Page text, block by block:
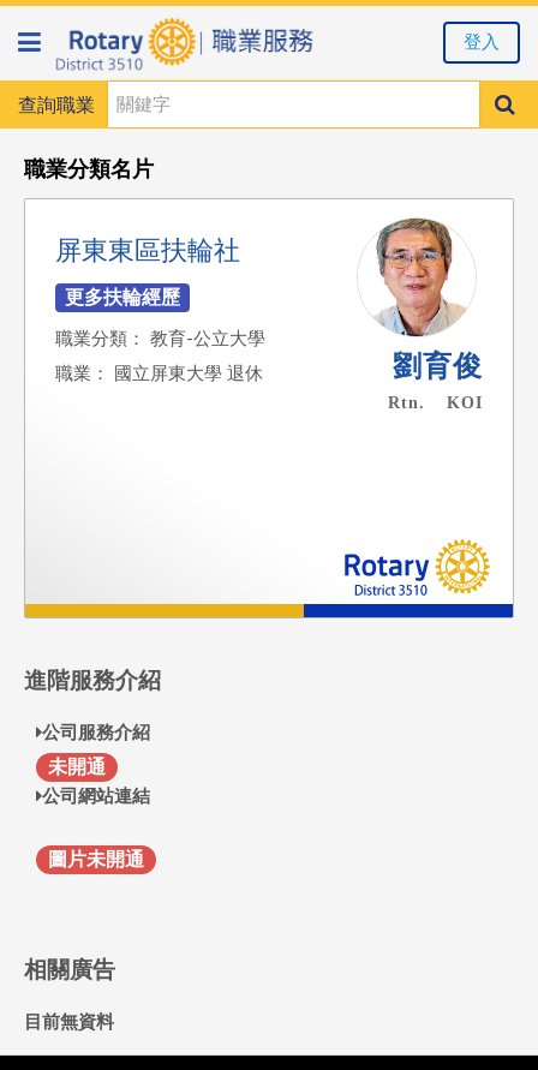
查詢職業
登入
職業分類名片
屏東東區扶輪社
職業分類： 教育-公立大學
職業： 國立屏東大學 退休
劉育俊
Rtn. KOI
進階服務介紹
公司服務介紹
未開通
公司網站連結
圖片未開通
相關廣告
目前無資料